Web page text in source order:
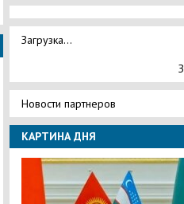
Загрузка...
Новости партнеров
КАРТИНА ДНЯ